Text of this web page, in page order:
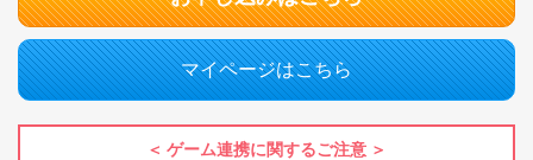
マイページはこちら
ゲーム連携に関するご注意